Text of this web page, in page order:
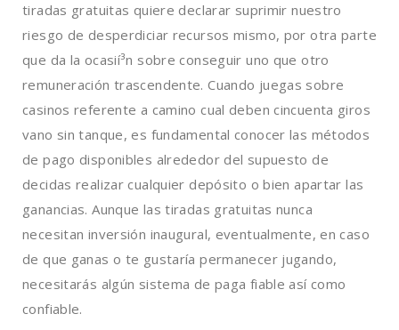
tiradas gratuitas quiere declarar suprimir nuestro
riesgo de desperdiciar recursos mismo, por otra parte
que da la ocasií³n sobre conseguir uno que otro
remuneración trascendente. Cuando juegas sobre
casinos referente a camino cual deben cincuenta giros
vano sin tanque, es fundamental conocer las métodos
de pago disponibles alrededor del supuesto de
decidas realizar cualquier depósito o bien apartar las
ganancias. Aunque las tiradas gratuitas nunca
necesitan inversión inaugural, eventualmente, en caso
de que ganas o te gustaría permanecer jugando,
necesitarás algún sistema de paga fiable así­ como
confiable.